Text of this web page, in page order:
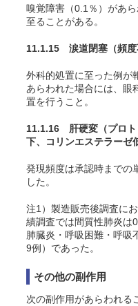
嗅覚障害（0.1％）があ
至ることがある。
11.1.15 涙道閉塞 （頻
外科的処置に至った例が
あらわれた場合には、眼
置を行うこと。
11.1.16 肝硬変（プロト
下、コリンエステラーゼ
発現頻度は承認時までの
した。
注1）製造販売後調査に
績調査では間質性肺炎は
肺臓炎・呼吸困難・呼吸
9例）であった。
その他の副作用
次の副作用があらわれる